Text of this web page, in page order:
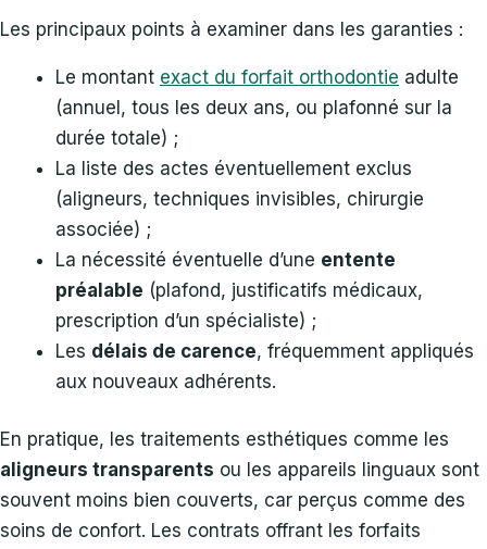
Les principaux points à examiner dans les garanties :
Le montant exact du forfait orthodontie adulte
(annuel, tous les deux ans, ou plafonné sur la
durée totale) ;
La liste des actes éventuellement exclus
(aligneurs, techniques invisibles, chirurgie
associée) ;
La nécessité éventuelle d’une entente
préalable (plafond, justificatifs médicaux,
prescription d’un spécialiste) ;
Les délais de carence, fréquemment appliqués
aux nouveaux adhérents.
En pratique, les traitements esthétiques comme les
aligneurs transparents ou les appareils linguaux sont
souvent moins bien couverts, car perçus comme des
soins de confort. Les contrats offrant les forfaits